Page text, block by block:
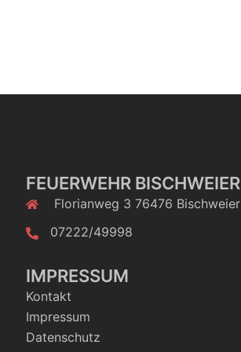
FEUERWEHR BISCHWEIER
Florianweg 3 76476 Bischweier
07222/49998
IMPRESSUM
Kontakt
Impressum
Datenschutz